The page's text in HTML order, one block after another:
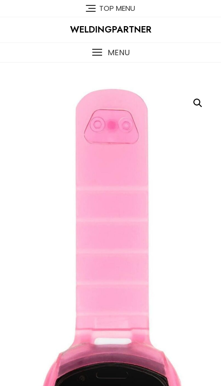
TOP MENU
WELDINGPARTNER
MENU